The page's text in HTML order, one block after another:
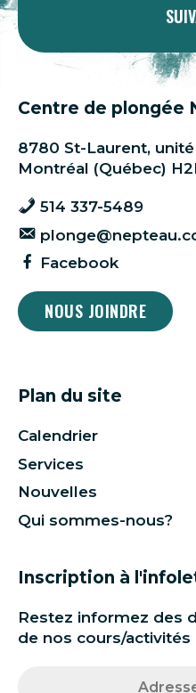
Centre de plongée
8780 St-Laurent,
Montréal (Québec)
514 337-5489
Facebook
NOUS JOINDRE
Plan du site
Calendrier
Services
Nouvelles
Qui sommes-nous?
Inscription à
Restez informez des
de nos cours/activités